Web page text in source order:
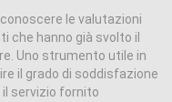
le valutazioni
che hanno già svolto il
Uno strumento utile in
il grado di soddisfazione
il servizio fornito